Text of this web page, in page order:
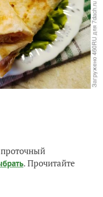
. Прочитайте